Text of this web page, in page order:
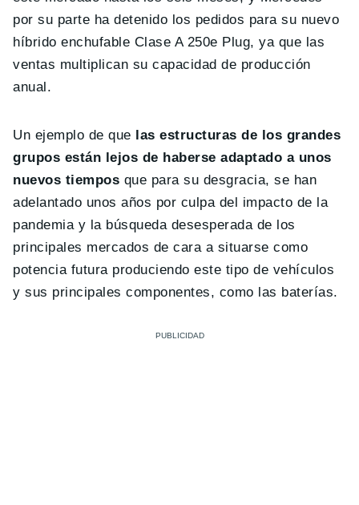
por su parte ha detenido los pedidos para su nuevo
híbrido enchufable Clase A 250e Plug, ya que las
ventas multiplican su capacidad de producción
anual.
Un ejemplo de que las estructuras de los grandes
grupos están lejos de haberse adaptado a unos
nuevos tiempos que para su desgracia, se han
adelantado unos años por culpa del impacto de la
pandemia y la búsqueda desesperada de los
principales mercados de cara a situarse como
potencia futura produciendo este tipo de vehículos
y sus principales componentes, como las baterías.